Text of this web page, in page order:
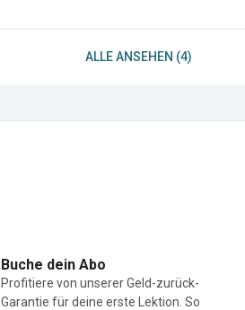
ALLE ANSEHEN (4)
Buche dein Abo
Profitiere von unserer Geld-zurück-
Garantie für deine erste Lektion. So